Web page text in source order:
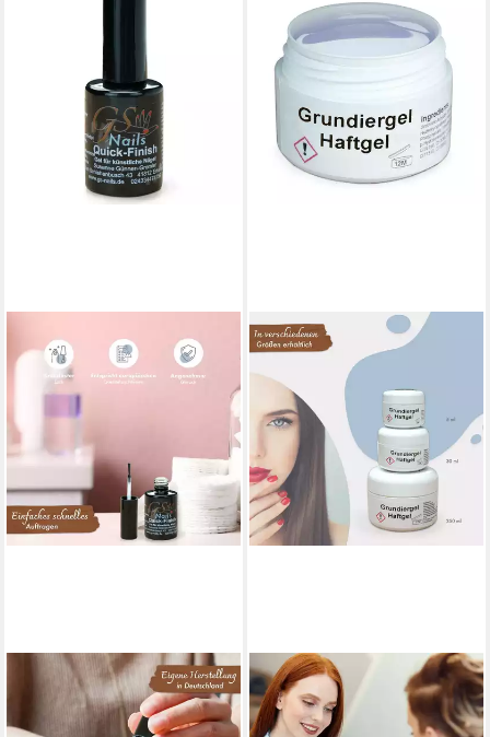
GS-NAILS
UV-Gel Quick Finish ohne
Schwitzschicht Hochglanz
GS-NAILS
UV-Gel Haftgel 5ml, Primer
Gel Base Coat